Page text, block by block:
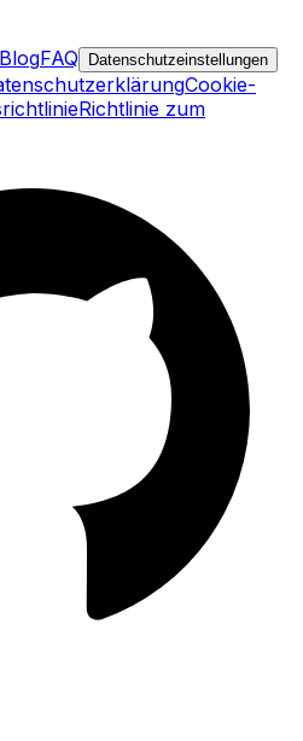
BlogFAQ Datenschutzeinstellungen
Cookie-
Richtlinie zum